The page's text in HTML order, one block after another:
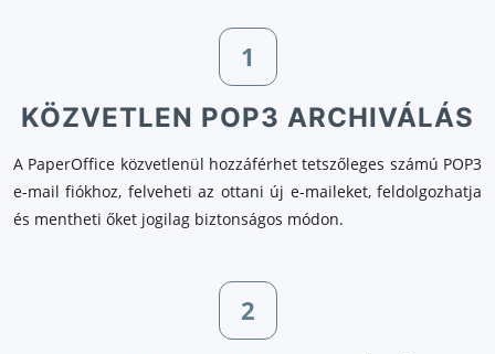
1
KÖZVETLEN POP3 ARCHIVÁLÁS
A PaperOffice közvetlenül hozzáférhet tetszőleges számú POP3
e-mail fiókhoz, felveheti az ottani új e-maileket, feldolgozhatja
és mentheti őket jogilag biztonságos módon.
2